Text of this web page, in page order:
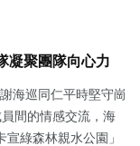
凝聚團隊向心力
海巡同仁平時堅守崗
間的情感交流，海
綠森林親水公園」